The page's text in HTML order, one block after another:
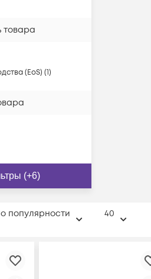
товара
(EoS) (1)
(+6)
популярности 40